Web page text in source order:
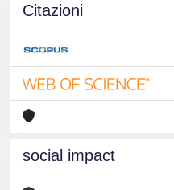
Citazioni
social impact